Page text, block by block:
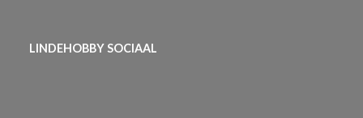
LINDEHOBBY SOCIAAL